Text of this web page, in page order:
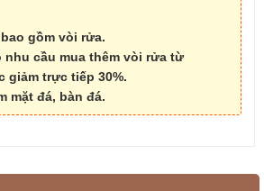
gồm vòi rửa.
nhu cầu mua thêm vòi rửa từ
giảm trực tiếp 30%.
mặt đá, bàn đá.